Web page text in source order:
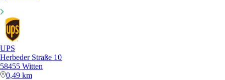
UPS
Herbeder Straße 10
58455 Witten
0,49 km